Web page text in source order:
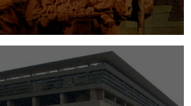
文献情报中心